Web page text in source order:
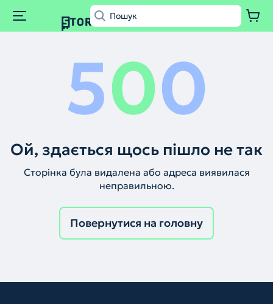
500
Ой, здається щось пішло не так
Сторінка була видалена або адреса виявилася
неправильною.
Повернутися на головну